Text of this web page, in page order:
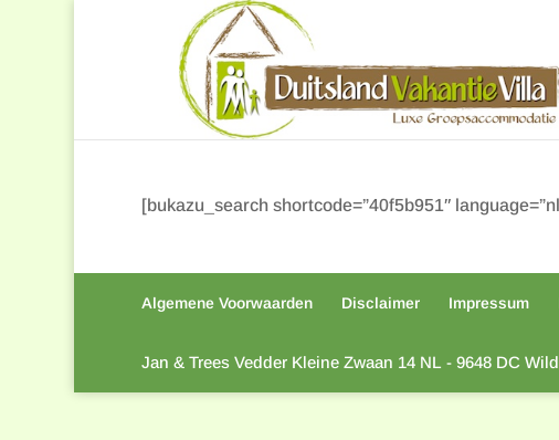
[bukazu_search shortcode=”40f5b951″
Algemene Voorwaarden Disclaimer Impressum
Jan & Trees Vedder Kleine Zwaan 14 NL - 9648 DC